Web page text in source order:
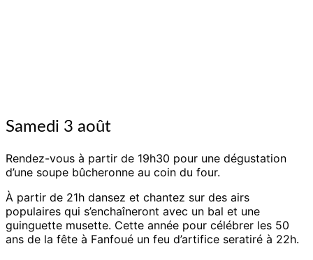
Samedi 3 août
Rendez-vous à partir de 19h30 pour une dégustation
d’une soupe bûcheronne au coin du four.
À partir de 21h dansez et chantez sur des airs
populaires qui s’enchaîneront avec un bal et une
guinguette musette. Cette année pour célébrer les 50
ans de la fête à Fanfoué un feu d’artifice seratiré à 22h.